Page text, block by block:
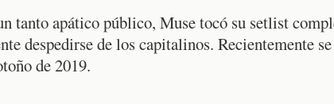
tanto apático público, Muse tocó su setlist
despedirse de los capitalinos. Recientemente
de 2019.